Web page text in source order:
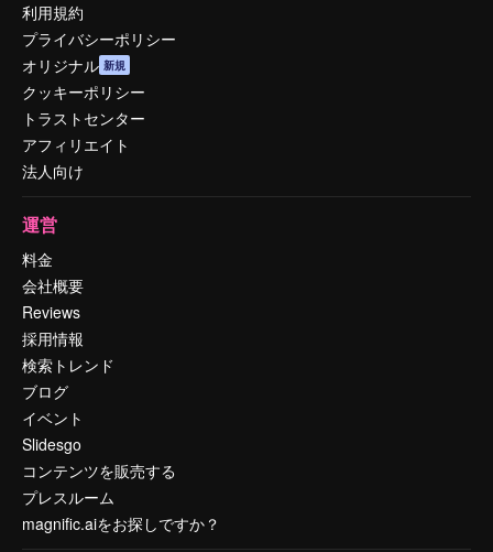
利用規約
プライバシーポリシー
オリジナル 新規
クッキーポリシー
トラストセンター
アフィリエイト
法人向け
運営
料金
会社概要
Reviews
採用情報
検索トレンド
ブログ
イベント
Slidesgo
コンテンツを販売する
プレスルーム
magnific.aiをお探しですか？